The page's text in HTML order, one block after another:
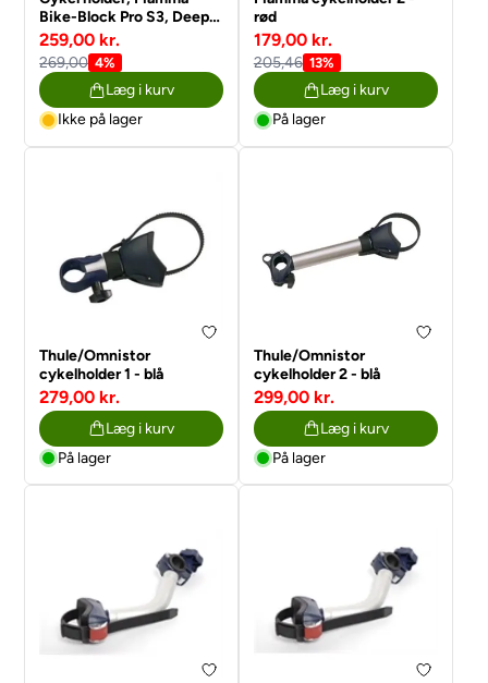
Bike-Block Pro S3, Deep
Black
259,00 kr.
269,00 4%
Læg i kurv
Ikke på lager
rød
179,00 kr.
205,46 13%
Læg i kurv
På lager
Thule/Omnistor
cykelholder 1 - blå
279,00 kr.
Læg i kurv
På lager
Thule/Omnistor
cykelholder 2 - blå
299,00 kr.
Læg i kurv
På lager